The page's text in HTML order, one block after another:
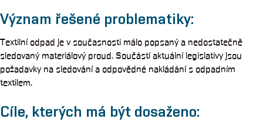
Význam řešené problematiky:
Textilní odpad je v současnosti málo popsaný a nedostatečně
sledovaný materiálový proud. Součástí aktuální legislativy jsou
požadavky na sledování a odpovědné nakládání s odpadním
textilem.
Cíle, kterých má být dosaženo: